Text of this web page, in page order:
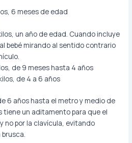
6 meses de edad
un año de edad. Cuando incluye
bebé mirando al sentido contrario
de 9 meses hasta 4 años
de 4 a 6 años
6 años hasta el metro y medio de
tiene un aditamento para que el
no por la clavícula, evitando